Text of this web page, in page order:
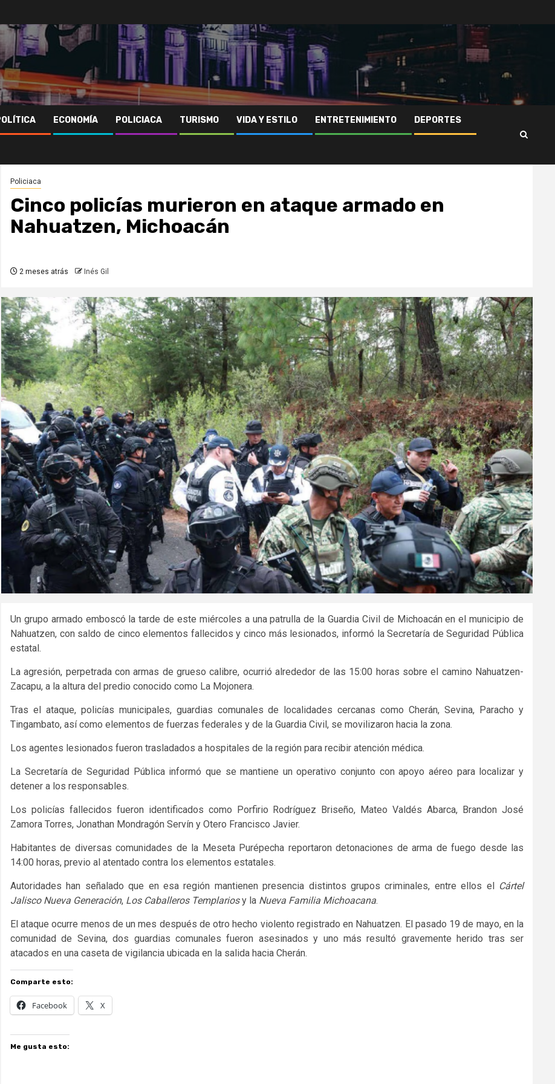
ECONOMÍA POLICIACA TURISMO VIDA Y ESTILO ENTRETENIMIENTO DEPORTES
Policiaca
Cinco policías murieron en ataque armado en
Nahuatzen, Michoacán
2 meses atrás Inés Gil
Un grupo armado emboscó la tarde de este miércoles a una patrulla de la Guardia Civil de Michoacán en el municipio de
Nahuatzen, con saldo de cinco elementos fallecidos y cinco más lesionados, informó la Secretaría de Seguridad Pública
estatal.
La agresión, perpetrada con armas de grueso calibre, ocurrió alrededor de las 15:00 horas sobre el camino Nahuatzen-
Zacapu, a la altura del predio conocido como La Mojonera.
Tras el ataque, policías municipales, guardias comunales de localidades cercanas como Cherán, Sevina, Paracho y
Tingambato, así como elementos de fuerzas federales y de la Guardia Civil, se movilizaron hacia la zona.
Los agentes lesionados fueron trasladados a hospitales de la región para recibir atención médica.
La Secretaría de Seguridad Pública informó que se mantiene un operativo conjunto con apoyo aéreo para localizar y
detener a los responsables.
Los policías fallecidos fueron identificados como Porfirio Rodríguez Briseño, Mateo Valdés Abarca, Brandon José
Zamora Torres, Jonathan Mondragón Servín y Otero Francisco Javier.
Habitantes de diversas comunidades de la Meseta Purépecha reportaron detonaciones de arma de fuego desde las
14:00 horas, previo al atentado contra los elementos estatales.
Autoridades han señalado que en esa región mantienen presencia distintos grupos criminales, entre ellos el Cártel
Jalisco Nueva Generación, Los Caballeros Templariosy la Nueva Familia Michoacana.
El ataque ocurre menos de un mes después de otro hecho violento registrado en Nahuatzen. El pasado 19 de mayo, en la
comunidad de Sevina, dos guardias comunales fueron asesinados y uno más resultó gravemente herido tras ser
atacados en una caseta de vigilancia ubicada en la salida hacia Cherán.
Comparte esto:
Facebook X
Me gusta esto: